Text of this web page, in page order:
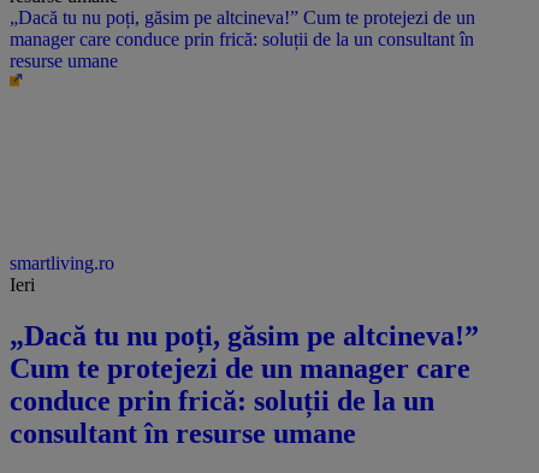
„Dacă tu nu poți, găsim pe altcineva!” Cum te protejezi de un
manager care conduce prin frică: soluții de la un consultant în
resurse umane
smartliving.ro
Ieri
„Dacă tu nu poți, găsim pe altcineva!”
Cum te protejezi de un manager care
conduce prin frică: soluții de la un
consultant în resurse umane